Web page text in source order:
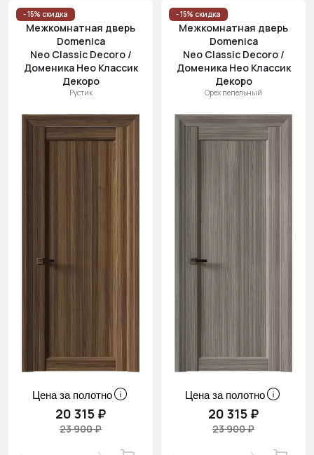
- 15% скидка
Межкомнатная дверь
Domenica
Neo Classic Decoro /
Доменика Нео Классик
Декоро
Рустик
Цена за полотно
20 315 ₽
23 900 ₽
- 15% скидка
Межкомнатная дверь
Domenica
Neo Classic Decoro /
Доменика Нео Классик
Декоро
Орех пепельный
Цена за полотно
20 315 ₽
23 900 ₽